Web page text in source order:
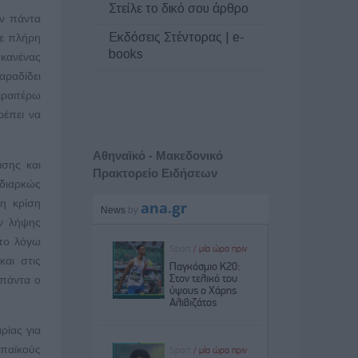
πάντα
πλήρη
να
και
κρίση
λήψης
λόγω
στις
ο
για
Στείλε το δικό σου άρθρο
Εκδόσεις Στέντορας | e-
books
Αθηναϊκό - Μακεδονικό
Πρακτορείο Ειδήσεων